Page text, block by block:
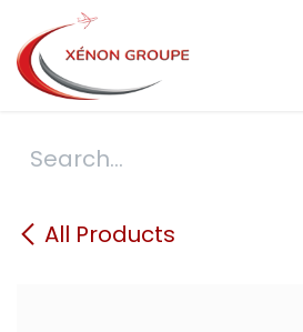
Skip to Content
All Products